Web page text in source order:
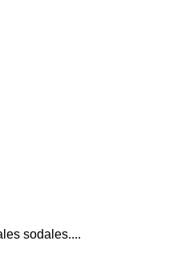
sodales....